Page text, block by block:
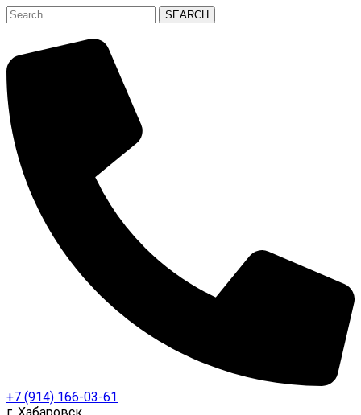
SEARCH
+7 (914) 166-03-61